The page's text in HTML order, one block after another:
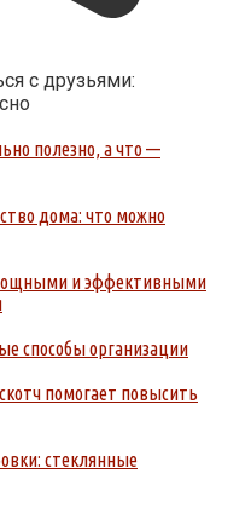
с друзьями:
полезно, а что —
дома: что можно
и эффективными
способы организации
помогает повысить
стеклянные